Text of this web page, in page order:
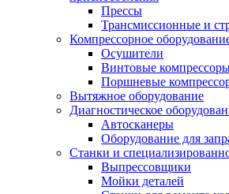
Прессы
Трансмиссионные и
Компрессорное
Осушители
Винтовые
Поршневые
Вытяжное оборудование
Диагностическое
Автосканеры
Оборудование для
Станки и
Выпрессовщики
Мойки деталей